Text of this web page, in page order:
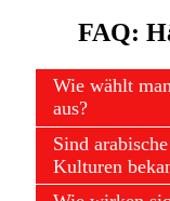
FAQ:
Wie wählt
aus?
Sind
Kulturen